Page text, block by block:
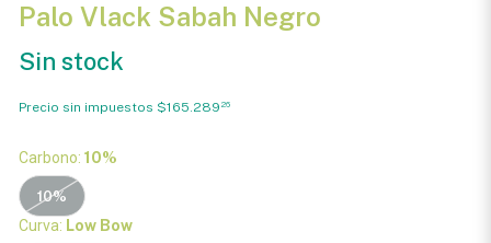
Palo Vlack Sabah Negro
Sin stock
Precio sin impuestos $165.289 26
Carbono: 10%
10%
Curva: Low Bow